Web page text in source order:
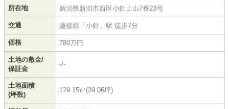
所在地 新潟県新潟市西区小針上山7番23号
交通 越後線 「 小針 」駅 徒歩7分
価格 780万円
土地の敷金/
保証金
-/-
土地面積
(坪数)
129.15㎡(39.06坪)